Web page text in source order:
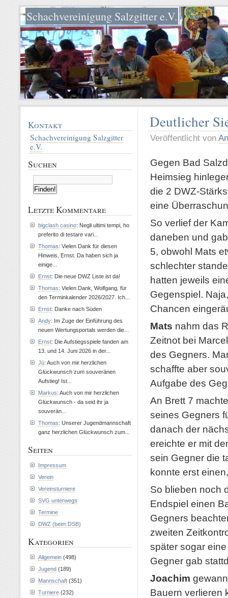
Schachvereinigung Salzgitter e.V.
Deutlicher
Veröffentlicht von
Gegen Bad
Heimsieg
die 2 DWZ-
eine
So verlief der
daneben und
5, obwohl Mats
schlechter
hatten jeweils
Gegenspiel.
Chancen
Mats nahm das
Zeitnot bei
des Gegners.
schaffte aber
Aufgabe des
An Brett 7
seines Gegners
danach der
ereichte er mit
sein Gegner die
konnte erst
So blieben noch
Endspiel einen
Gegners
zweiten
später sogar
Gegner gab
Joachim
Bauern verlieren
Kontakt
Schachvereinigung Salzgitter
e.V.
Suchen
Letzte Kommentare
bigclash casino: Negli ultimi tempi, ho
preferito di testare vari...
Thomas: Vielen Dank für diesen
Hinweis, Ernst. Da haben sich ja
einige...
Ernst: Die neue DWZ Liste ist da!
Thomas: Vielen Dank, Wolfgang, für
den Terminkalender 2026/2027. Ich...
Ernst: Danke nach Süden
Andy: Im Zuge der Einführung des
neuen Wertungsportals werden die...
Ernst: Die Aufstiegsspiele fanden am
13. und 14. Juni 2026 in der...
Jü: Auch von mir herzlichen
Glückwunsch zum souveränen
Aufstieg! Ist...
Markus: Auch von mir herzlichen
Glückwunsch - da seid ihr ja
souverän...
Thomas: Unserer Jugendmannschaft
ganz herzlichen Glückwunsch zum...
Seiten
Impressum
Verein
Vereinsturniere
SVG unterwegs
Termine
DWZ (beim DSB)
Kategorien
Allgemein (498)
Jugend (189)
Mannschaft (351)
Turniere (232)